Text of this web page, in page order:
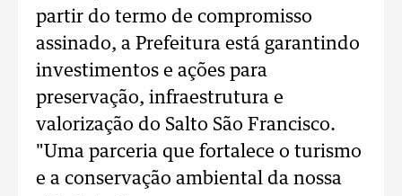
partir do termo de compromisso
assinado, a Prefeitura está garantindo
investimentos e ações para
preservação, infraestrutura e
valorização do Salto São Francisco.
"Uma parceria que fortalece o turismo
e a conservação ambiental da nossa